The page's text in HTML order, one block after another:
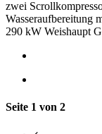
zwei
Wasseraufbereitung
290 kW Weishaupt
Seite 1 von 2